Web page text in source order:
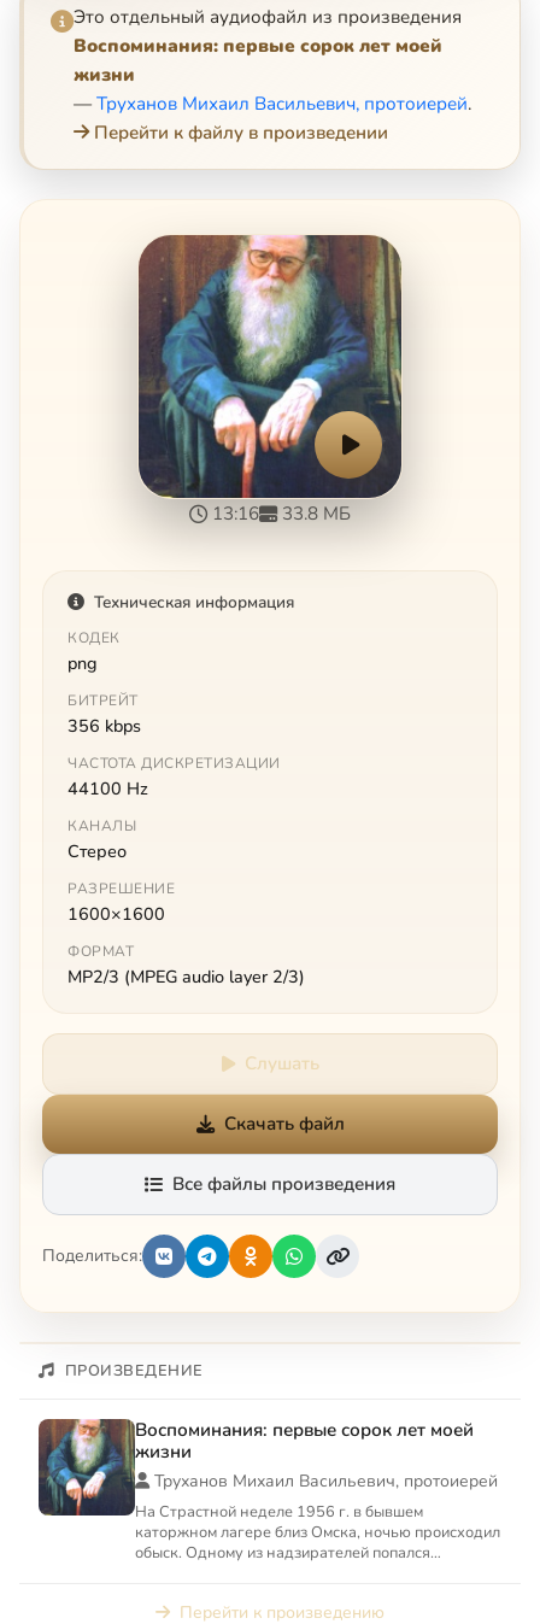
Это отдельный аудиофайл из произведения
Воспоминания: первые сорок лет моей
жизни
— Труханов Михаил Васильевич, протоиерей.
Перейти к файлу в произведении
13:16 33.8 МБ
Техническая информация
КОДЕК
png
БИТРЕЙТ
356 kbps
ЧАСТОТА ДИСКРЕТИЗАЦИИ
44100 Hz
КАНАЛЫ
Стерео
РАЗРЕШЕНИЕ
1600×1600
ФОРМАТ
MP2/3 (MPEG audio layer 2/3)
Слушать
Скачать файл
Все файлы произведения
Поделиться:
ПРОИЗВЕДЕНИЕ
Воспоминания: первые сорок лет моей
жизни
Труханов Михаил Васильевич, протоиерей
На Страстной неделе 1956 г. в бывшем
каторжном лагере близ Омска, ночью происходил
обыск. Одному из надзирателей попался
Перейти к произведению